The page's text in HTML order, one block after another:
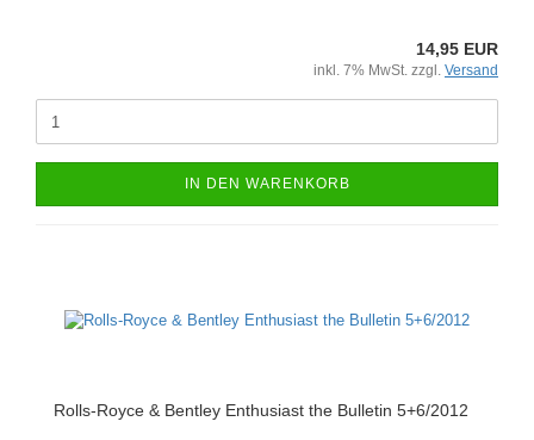
14,95 EUR
inkl. 7% MwSt. zzgl. Versand
IN DEN WARENKORB
Rolls-Royce & Bentley Enthusiast the Bulletin 5+6/2012